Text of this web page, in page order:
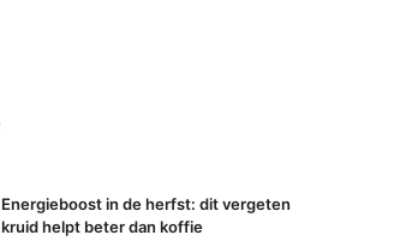
Energieboost in de herfst: dit vergeten
kruid helpt beter dan koffie